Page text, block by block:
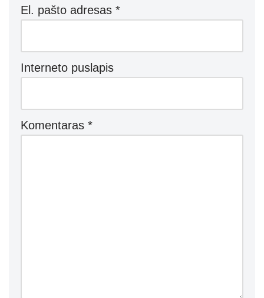
El. pašto adresas *
Interneto puslapis
Komentaras *